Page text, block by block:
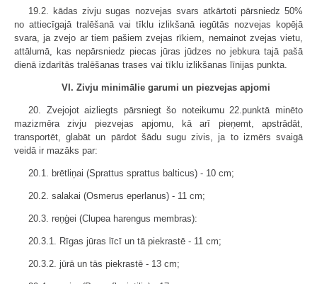
19.2. kādas zivju sugas nozvejas svars atkārtoti pārsniedz 50%
no attiecīgajā tralēšanā vai tīklu izlikšanā iegūtās nozvejas kopējā
svara, ja zvejo ar tiem pašiem zvejas rīkiem, nemainot zvejas vietu,
attālumā, kas nepārsniedz piecas jūras jūdzes no jebkura tajā pašā
dienā izdarītās tralēšanas trases vai tīklu izlikšanas līnijas punkta.
VI. Zivju minimālie garumi un piezvejas apjomi
20. Zvejojot aizliegts pārsniegt šo noteikumu 22.punktā minēto
mazizmēra zivju piezvejas apjomu, kā arī pieņemt, apstrādāt,
transportēt, glabāt un pārdot šādu sugu zivis, ja to izmērs svaigā
veidā ir mazāks par:
20.1. brētliņai (Sprattus sprattus balticus) - 10 cm;
20.2. salakai (Osmerus eperlanus) - 11 cm;
20.3. reņģei (Clupea harengus membras):
20.3.1. Rīgas jūras līcī un tā piekrastē - 11 cm;
20.3.2. jūrā un tās piekrastē - 13 cm;